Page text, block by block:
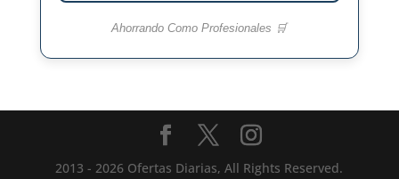
Ahorrando Como Profesionales 🛒
2013 - 2026 Ofertas Diarias, All Rights Reserved.